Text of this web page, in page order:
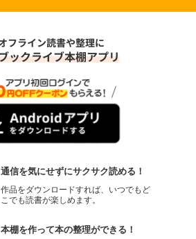
通信を気にせずにサクサク読める！
作品をダウンロードすれば、いつでもど
こでも読書が楽しめます。
本棚を作って本の整理ができる！